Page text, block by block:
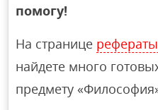
помогу!
На странице
найдете много
предмету